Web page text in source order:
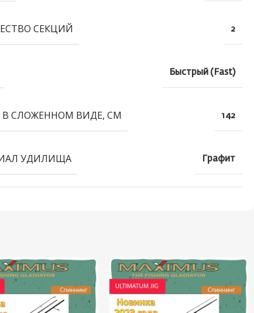
СЕКЦИЙ 2
Быстрый (Fast)
СЛОЖЕННОМ ВИДЕ, СМ 142
УДИЛИЩА Графит